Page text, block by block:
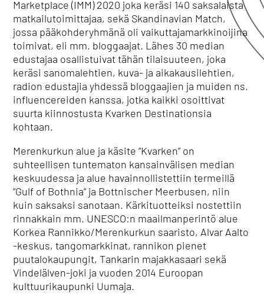
Marketplace (IMM) 2020 joka keräsi 140 saksalaista
matkailutoimittajaa, sekä Skandinavian Match,
jossa pääkohderyhmänä oli vaikuttajamarkkinoijina
toimivat, eli mm. bloggaajat. Lähes 30 median
edustajaa osallistuivat tähän tilaisuuteen, joka
keräsi sanomalehtien, kuva- ja aikakausilehtien,
radion edustajia yhdessä bloggaajien ja muiden ns.
influencereiden kanssa, jotka kaikki osoittivat
suurta kiinnostusta Kvarken Destinationsia
kohtaan.
Merenkurkun alue ja käsite ”Kvarken” on
suhteellisen tuntematon kansainvälisen median
keskuudessa ja alue havainnollistettiin termeillä
”Gulf of Bothnia” ja Bottnischer Meerbusen, niin
kuin saksaksi sanotaan. Kärkituotteiksi nostettiin
rinnakkain mm. UNESCO:n maailmanperintö alue
Korkea Rannikko/Merenkurkun saaristo, Alvar Aalto
-keskus, tangomarkkinat, rannikon pienet
puutalokaupungit, Tankarin majakkasaari sekä
Vindelälven-joki ja vuoden 2014 Euroopan
kulttuurikaupunki Uumaja.